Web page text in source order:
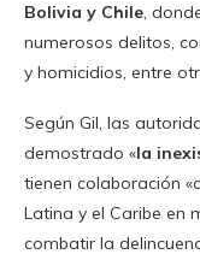
Bolivia y Chile,
numerosos delitos,
y homicidios, entre
Según Gil, las
demostrado «la
tienen colaboración
Latina y el Caribe en
combatir la